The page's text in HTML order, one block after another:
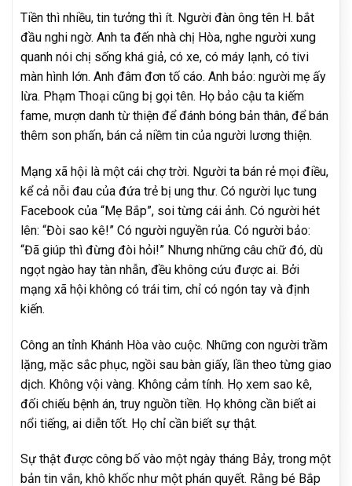
Tiền thì nhiều, tin tưởng thì ít. Người đàn ông tên H. bắt
đầu nghi ngờ. Anh ta đến nhà chị Hòa, nghe người xung
quanh nói chị sống khá giả, có xe, có máy lạnh, có tivi
màn hình lớn. Anh đâm đơn tố cáo. Anh bảo: người mẹ ấy
lừa. Phạm Thoại cũng bị gọi tên. Họ bảo cậu ta kiếm
fame, mượn danh từ thiện để đánh bóng bản thân, để bán
thêm son phấn, bán cả niềm tin của người lương thiện.
Mạng xã hội là một cái chợ trời. Người ta bán rẻ mọi điều,
kể cả nỗi đau của đứa trẻ bị ung thư. Có người lục tung
Facebook của “Mẹ Bắp”, soi từng cái ảnh. Có người hét
lên: “Đòi sao kê!” Có người nguyền rủa. Có người bảo:
“Đã giúp thì đừng đòi hỏi!” Nhưng những câu chữ đó, dù
ngọt ngào hay tàn nhẫn, đều không cứu được ai. Bởi
mạng xã hội không có trái tim, chỉ có ngón tay và định
kiến.
Công an tỉnh Khánh Hòa vào cuộc. Những con người trầm
lặng, mặc sắc phục, ngồi sau bàn giấy, lần theo từng giao
dịch. Không vội vàng. Không cảm tính. Họ xem sao kê,
đối chiếu bệnh án, truy nguồn tiền. Họ không cần biết ai
nổi tiếng, ai diễn tốt. Họ chỉ cần biết sự thật.
Sự thật được công bố vào một ngày tháng Bảy, trong một
bản tin vắn, khô khốc như một phán quyết. Rằng bé Bắp